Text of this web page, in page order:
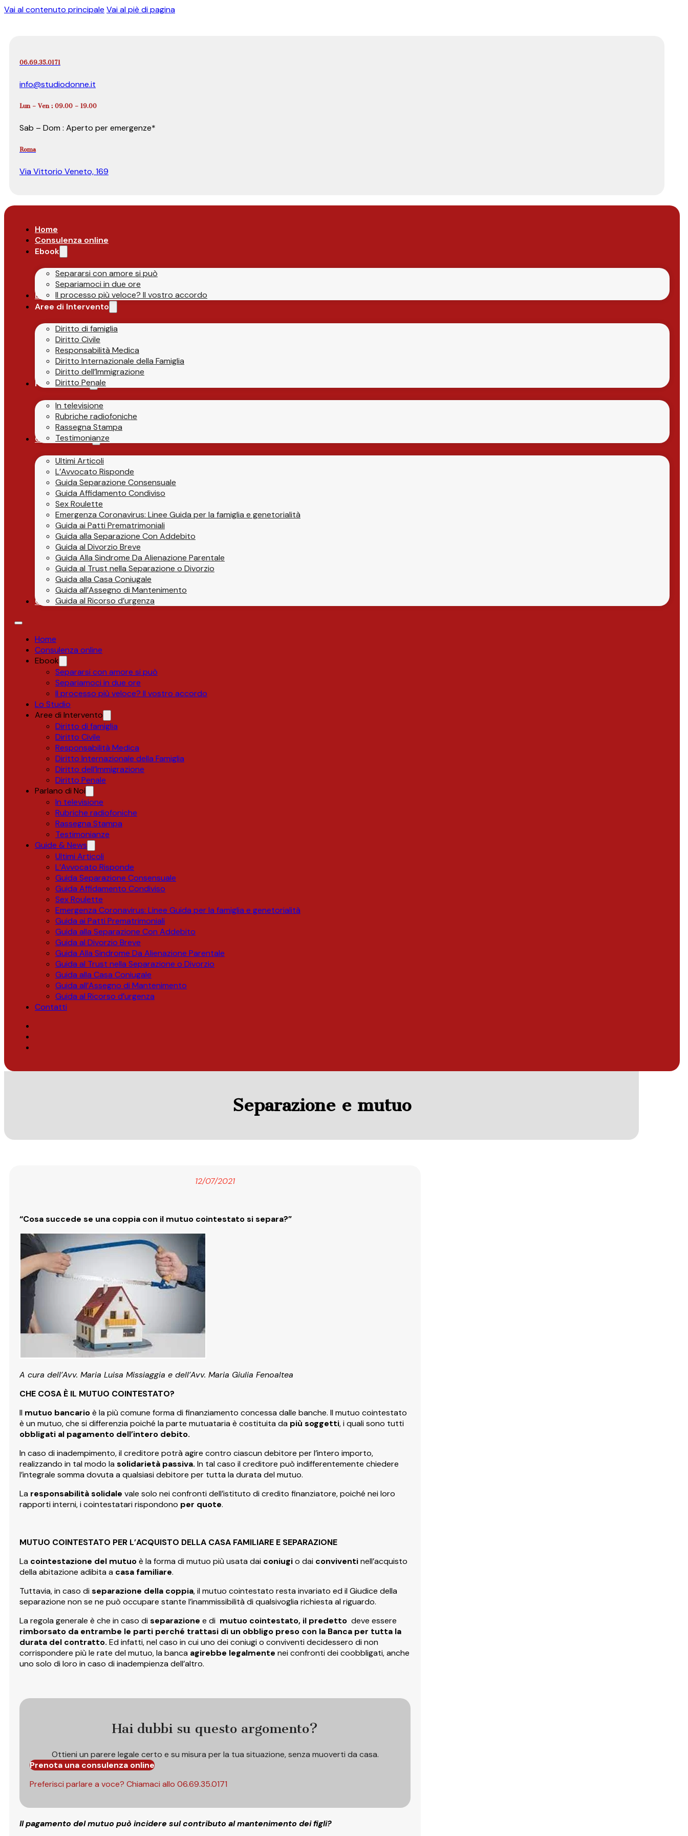
Vai al contenuto principale Vai al piè di pagina
06.69.35.0171
info@studiodonne.it
Lun – Ven : 09.00 – 19.00
Sab – Dom : Aperto per emergenze*
Roma
Via Vittorio Veneto, 169
Home
Consulenza online
Ebook
Separarsi con amore si può
Separiamoci in due ore
Il processo più veloce? Il vostro accordo
Lo Studio
Aree di Intervento
Diritto di famiglia
Diritto Civile
Responsabilità Medica
Diritto Internazionale della Famiglia
Diritto dell’Immigrazione
Diritto Penale
Parlano di Noi
In televisione
Rubriche radiofoniche
Rassegna Stampa
Testimonianze
Guide & News
Ultimi Articoli
L’Avvocato Risponde
Guida Separazione Consensuale
Guida Affidamento Condiviso
Sex Roulette
Emergenza Coronavirus: Linee Guida per la famiglia e genetorialità
Guida ai Patti Prematrimoniali
Guida alla Separazione Con Addebito
Guida al Divorzio Breve
Guida Alla Sindrome Da Alienazione Parentale
Guida al Trust nella Separazione o Divorzio
Guida alla Casa Coniugale
Guida all’Assegno di Mantenimento
Guida al Ricorso d’urgenza
Contatti
Home
Consulenza online
Ebook
Separarsi con amore si può
Separiamoci in due ore
Il processo più veloce? Il vostro accordo
Lo Studio
Aree di Intervento
Diritto di famiglia
Diritto Civile
Responsabilità Medica
Diritto Internazionale della Famiglia
Diritto dell’Immigrazione
Diritto Penale
Parlano di Noi
In televisione
Rubriche radiofoniche
Rassegna Stampa
Testimonianze
Guide & News
Ultimi Articoli
L’Avvocato Risponde
Guida Separazione Consensuale
Guida Affidamento Condiviso
Sex Roulette
Emergenza Coronavirus: Linee Guida per la famiglia e genetorialità
Guida ai Patti Prematrimoniali
Guida alla Separazione Con Addebito
Guida al Divorzio Breve
Guida Alla Sindrome Da Alienazione Parentale
Guida al Trust nella Separazione o Divorzio
Guida alla Casa Coniugale
Guida all’Assegno di Mantenimento
Guida al Ricorso d’urgenza
Contatti
Separazione e mutuo
12/07/2021
“Cosa succede se una coppia con il mutuo cointestato si separa?”
A cura dell’Avv. Maria Luisa Missiaggia e dell’Avv. Maria Giulia Fenoaltea
CHE COSA È IL MUTUO COINTESTATO?
Il mutuo bancarioè la più comune forma di finanziamento concessa dalle banche. Il mutuo cointestato
è un mutuo, che si differenzia poiché la parte mutuataria è costituita da più soggetti, i quali sono tutti
obbligati al pagamento dell’intero debito.
In caso di inadempimento, il creditore potrà agire contro ciascun debitore per l’intero importo,
realizzando in tal modo lasolidarietà passiva. In tal caso il creditore può indifferentemente chiedere
l’integrale somma dovuta a qualsiasi debitore per tutta la durata del mutuo.
La responsabilità solidale vale solo nei confronti dell’istituto di credito finanziatore, poiché nei loro
rapporti interni, i cointestatari rispondono per quote.
MUTUO COINTESTATO PER L’ACQUISTO DELLA CASA FAMILIARE E SEPARAZIONE
La cointestazione del mutuoè la forma di mutuo più usata dai coniugio dai conviventinell’acquisto
della abitazione adibita a casa familiare.
Tuttavia, in caso diseparazione della coppia, il mutuo cointestato resta invariato ed il Giudice della
separazione non se ne può occupare stante l’inammissibilità di qualsivoglia richiesta al riguardo.
La regola generale è che in caso diseparazione e di mutuo cointestato, il predetto deve essere
rimborsato da entrambe le parti perché trattasi di un obbligo preso con la Banca per tutta la
durata del contratto. Ed infatti, nel caso in cui uno dei coniugi o conviventi decidessero di non
corrispondere più le rate del mutuo, la banca agirebbe legalmente nei confronti dei coobbligati, anche
uno solo di loro in caso di inadempienza dell’altro.
Hai dubbi su questo argomento?
Ottieni un parere legale certo e su misura per la tua situazione, senza muoverti da casa.
Prenota una consulenza online
Preferisci parlare a voce? Chiamaci allo 06.69.35.0171
Il pagamento del mutuo può incidere sul contributo al mantenimento dei figli?